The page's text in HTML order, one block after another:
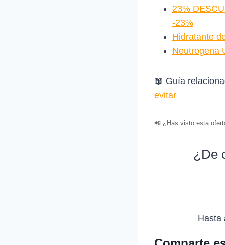
23%
-23%
Hidratante
Neutrogena
📖 Guía
evitar
📲 ¿Has visto esta
¿De
Hasta